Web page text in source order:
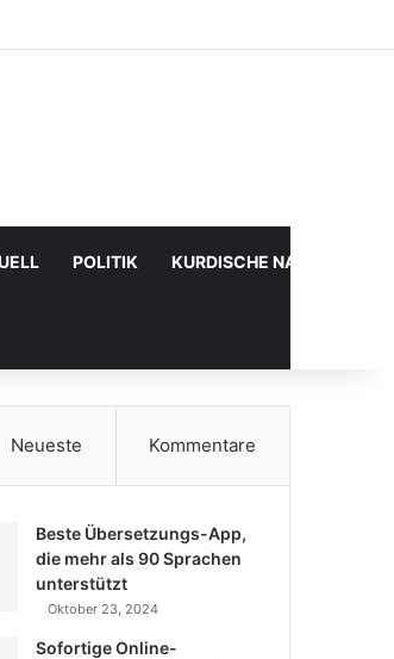
POLITIK KURDISCHE
Neueste Kommentare
Beste Übersetzungs-App,
die mehr als 90 Sprachen
unterstützt
Oktober 23, 2024
Sofortige Online-